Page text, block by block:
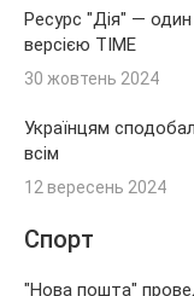
Ресурс "Дія" — один
версією TIME
30 жовтень 2024
Українцям
всім
12 вересень 2024
Спорт
"Нова пошта"